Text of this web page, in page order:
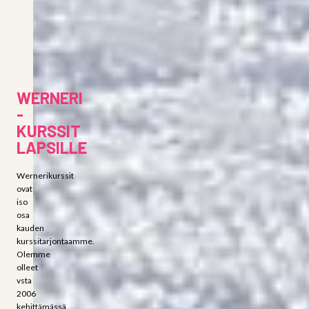
Wernerikurssit,
4 x 100 min
WERNERI
-
KURSSIT
LAPSILLE
Wernerikurssit
ovat
iso
osa
kauden
kurssitarjontaamme.
Olemme
olleet
vsta
2006
kehittämässä